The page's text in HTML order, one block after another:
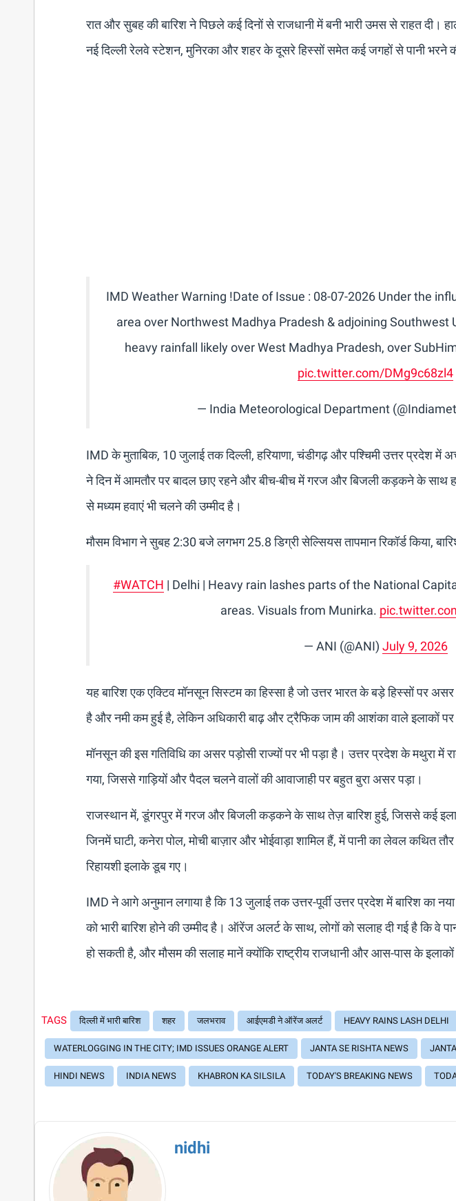
रात और सुबह की बारिश ने पिछले कई दिनों से राजधानी में बनी भारी उमस से राहत दी।
नई दिल्ली रेलवे स्टेशन, मुनिरका और शहर के दूसरे हिस्सों समेत कई जगहों से पानी भरने
IMD Weather Warning !Date of Issue : 08-07-2026 Under the
area over Northwest Madhya Pradesh & adjoining Southwest
heavy rainfall likely over West Madhya Pradesh, over
pic.twitter.com/DMg9c68zl4
— India Meteorological Department
IMD के मुताबिक, 10 जुलाई तक दिल्ली, हरियाणा, चंडीगढ़ और पश्चिमी उत्तर प्रदेश में
ने दिन में आमतौर पर बादल छाए रहने और बीच-बीच में गरज और बिजली कड़कने के साथ
से मध्यम हवाएं भी चलने की उम्मीद है।
मौसम विभाग ने सुबह 2:30 बजे लगभग 25.8 डिग्री सेल्सियस तापमान रिकॉर्ड किया,
#WATCH | Delhi | Heavy rain lashes parts of the National
areas. Visuals from Munirka.
— ANI (@ANI) July 9, 2026
यह बारिश एक एक्टिव मॉनसून सिस्टम का हिस्सा है जो उत्तर भारत के बड़े हिस्सों पर
है और नमी कम हुई है, लेकिन अधिकारी बाढ़ और ट्रैफिक जाम की आशंका वाले इलाकों
मॉनसून की इस गतिविधि का असर पड़ोसी राज्यों पर भी पड़ा है। उत्तर प्रदेश के मथुरा में
गया, जिससे गाड़ियों और पैदल चलने वालों की आवाजाही पर बहुत बुरा असर पड़ा।
राजस्थान में, डूंगरपुर में गरज और बिजली कड़कने के साथ तेज़ बारिश हुई, जिससे कई
जिनमें घाटी, कनेरा पोल, मोची बाज़ार और भोईवाड़ा शामिल हैं, में पानी का लेवल कथित
रिहायशी इलाके डूब गए।
IMD ने आगे अनुमान लगाया है कि 13 जुलाई तक उत्तर-पूर्वी उत्तर प्रदेश में बारिश का नया
को भारी बारिश होने की उम्मीद है। ऑरेंज अलर्ट के साथ, लोगों को सलाह दी गई है कि वे
हो सकती है, और मौसम की सलाह मानें क्योंकि राष्ट्रीय राजधानी और आस-पास के
TAGS दिल्ली में भारी बारिश शहर जलभराव आईएमडी ने ऑरेंज अलर्ट HEAVY RAINS LASH DELHI
WATERLOGGING IN THE CITY; IMD ISSUES ORANGE ALERT JANTA SE RISHTA NEWS
HINDI NEWS INDIA NEWS KHABRON KA SILSILA TODAY'S BREAKING NEWS
nidhi